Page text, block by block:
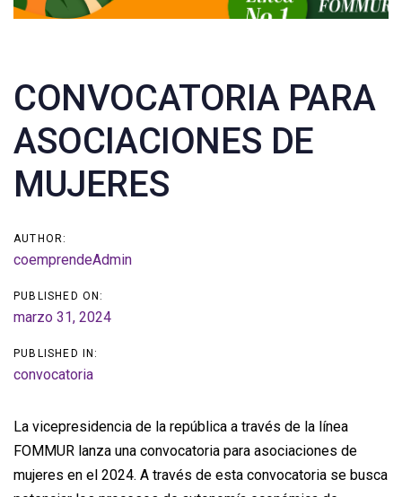
CONVOCATORIA PARA
ASOCIACIONES DE
MUJERES
AUTHOR:
coemprendeAdmin
PUBLISHED ON:
marzo 31, 2024
PUBLISHED IN:
convocatoria
La vicepresidencia de la república a través de la línea
FOMMUR lanza una convocatoria para asociaciones de
mujeres en el 2024. A través de esta convocatoria se busca
Post
navigation